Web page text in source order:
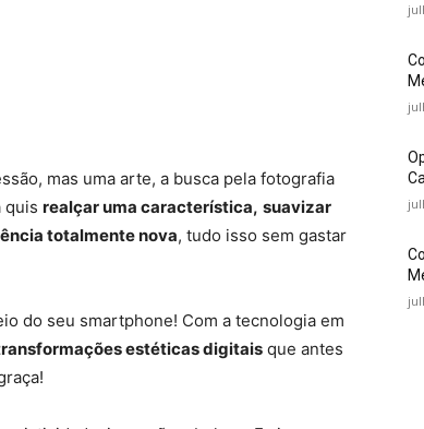
mas uma arte, a busca pela fotografia
quis realçar uma característica, suavizar
totalmente nova, tudo isso sem gastar
do seu smartphone! Com a tecnologia em
estéticas digitais que antes